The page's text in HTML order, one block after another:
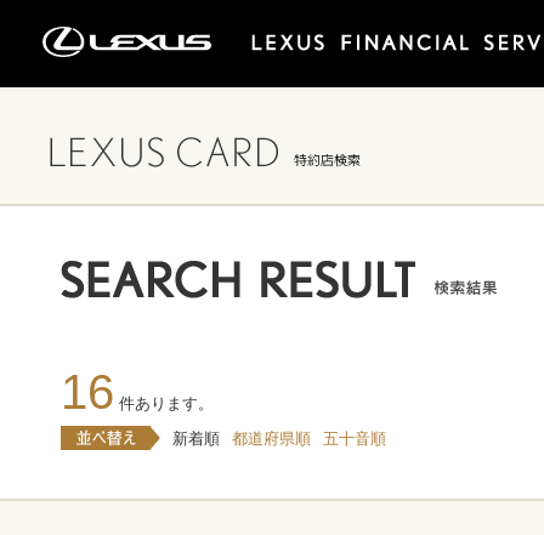
16 件あります。
新着順
都道府県順 五十音順